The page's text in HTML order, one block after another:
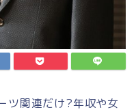
ツ関連だけ?年収や女